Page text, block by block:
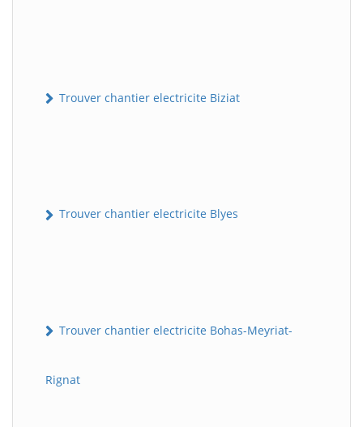
Trouver chantier electricite Biziat
Trouver chantier electricite Blyes
Trouver chantier electricite Bohas-Meyriat-
Rignat